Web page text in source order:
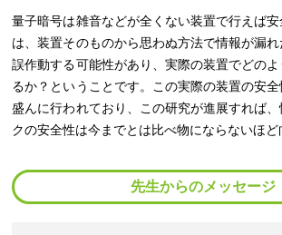
量子暗号は雑音などが全くない装置で行えば
は、装置そのものから思わぬ方法で情報が漏
誤作動する可能性があり、実際の装置でどの
るか？ということです。この実際の装置の安
盛んに行われており、この研究が進展すれば
クの安全性は今までとは比べ物にならないほど
先生からのメッセージ